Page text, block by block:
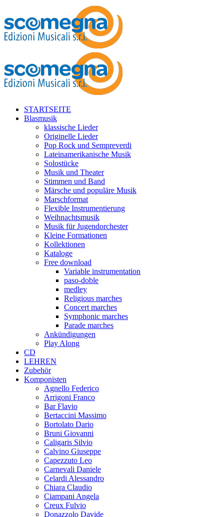
STARTSEITE
Blasmusik
klassische Lieder
Originelle Lieder
Pop Rock und Sempreverdi
Lateinamerikanische Musik
Solostücke
Musik und Theater
Stimmen und Band
Märsche und populäre Musik
Marschformat
Flexible Instrumentierung
Weihnachtsmusik
Musik für Jugendorchester
Kleine Formationen
Kollektionen
Kataloge
Free download
Variable instrumentation
paso-doble
medley
Religious marches
Concert marches
Symphonic marches
Parade marches
Ankündigungen
Play Along
CD
LEHREN
Zubehör
Komponisten
Agnello Federico
Arrigoni Franco
Bar Flavio
Bertaccini Massimo
Bortolato Dario
Bruni Giovanni
Caligaris Silvio
Calvino Giuseppe
Capezzuto Leo
Carnevali Daniele
Celardi Alessandro
Chiara Claudio
Ciampani Angela
Creux Fulvio
Donazzolo Davide